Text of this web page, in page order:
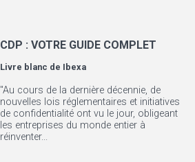
CDP : VOTRE GUIDE COMPLET
Livre blanc de Ibexa
"Au cours de la dernière décennie, de
nouvelles lois réglementaires et initiatives
de confidentialité ont vu le jour, obligeant
les entreprises du monde entier à
réinventer...